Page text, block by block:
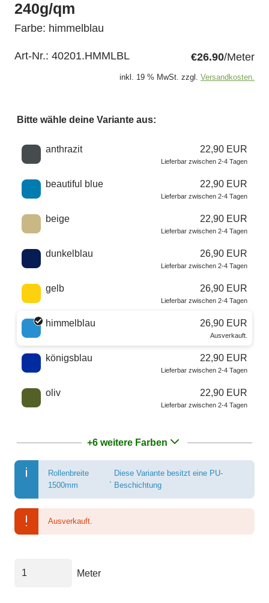
240g/qm
Farbe: himmelblau
Art-Nr.: 40201.HMMLBL €26.90/Meter
inkl. 19 % MwSt. zzgl. Versandkosten.
Bitte wähle deine Variante aus:
Wähle eine Farbe
anthrazit 22,90 EUR
Lieferbar zwischen 2-4 Tagen
beautiful blue 22,90 EUR
Lieferbar zwischen 2-4 Tagen
beige 22,90 EUR
Lieferbar zwischen 2-4 Tagen
dunkelblau 26,90 EUR
Lieferbar zwischen 2-4 Tagen
gelb 26,90 EUR
Lieferbar zwischen 2-4 Tagen
himmelblau 26,90 EUR
Ausverkauft.
königsblau 22,90 EUR
Lieferbar zwischen 2-4 Tagen
oliv 22,90 EUR
Lieferbar zwischen 2-4 Tagen
+6 weitere Farben
Rollenbreite
1500mm
,
Diese Variante besitzt eine PU-
Beschichtung
Ausverkauft.
Meter